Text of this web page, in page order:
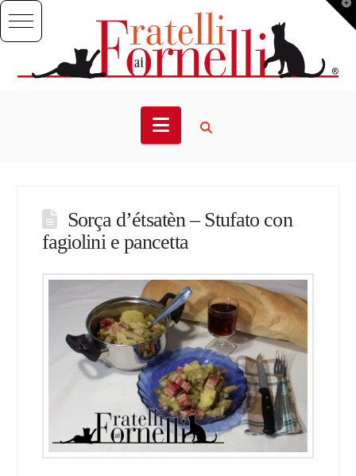
Navigation
Sorça d’étsatèn – Stufato con
fagiolini e pancetta